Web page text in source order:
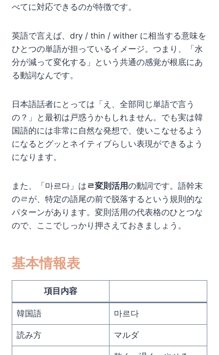
べてに対応できるのが特徴です。
英語で言えば、dry / thin / wither に相当する意味を
ひとつの単語が担っているイメージ。つまり、「水
分が減って変化する」という共通の感覚が根底にあ
る動詞なんです。
日本語話者にとっては「え、全部同じ単語で言う
の？」と最初は戸惑うかもしれません。でも実は韓
国語的には非常に自然な発想で、使いこなせるよう
になるとグッとネイティブらしい表現ができるよう
になります。
また、「마르다」は ㄹ変則活用の動詞です。語幹末
のㄹが、特定の語尾の前で脱落するという規則的な
パターンがあります。変則活用の代表格のひとつな
ので、ここでしっかり押さえておきましょう。
基本情報表
項目内容
韓国語 마르다
読み方 マルダ